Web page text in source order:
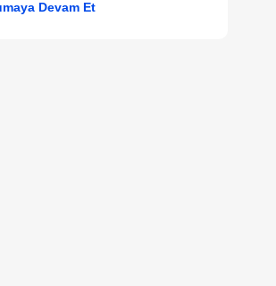
Devam Et